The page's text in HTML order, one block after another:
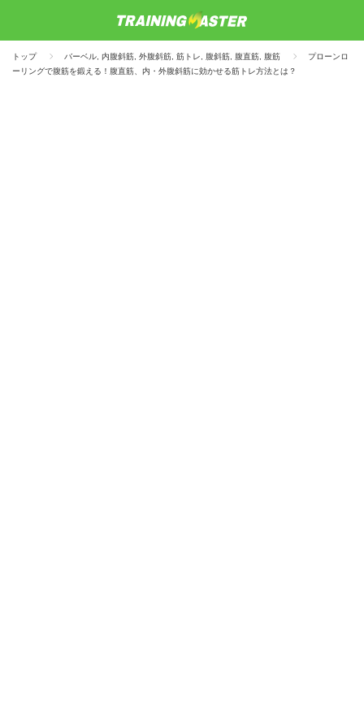
トップ バーベル 内腹斜筋 外腹斜筋 筋トレ 腹斜筋 腹直筋 腹筋
プローンロ
ーリングで腹筋を鍛える！腹直筋、内・外腹斜筋に効かせる筋トレ方法とは？